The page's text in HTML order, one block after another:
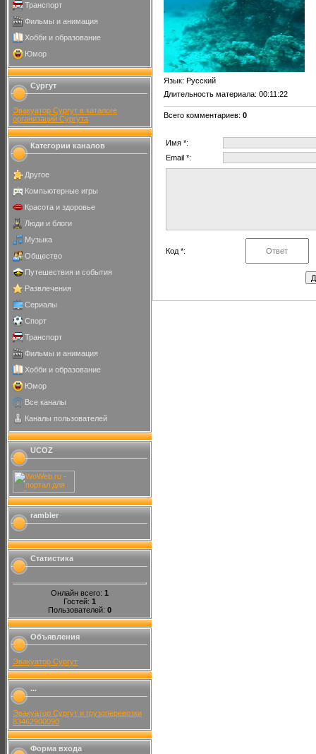
Транспорт
Фильмы и анимация
Хобби и образование
Юмор
Сургут
Эвакуатор Сургут в каталоге
организаций Сургута
Категории каналов
Другое
Компьютерные игры
Красота и здоровье
Люди и блоги
Музыка
Общество
Путешествия и события
Развлечения
Сериалы
Спорт
Транспорт
Фильмы и анимация
Хобби и образование
Юмор
Все каналы
Каналы пользователей
UCOZ
rambler
Статистика
Онлайн всего: 1
Гостей: 1
Пользователей: 0
Объявления
Эвакуатор Сургут
...
Эвакуатор Сургут и грузоперевозки
83462900090
Форма входа
Язык: Русский
Длительность материала: 00:11:22
Всего комментариев: 0
Имя *:
Email *:
Код *: